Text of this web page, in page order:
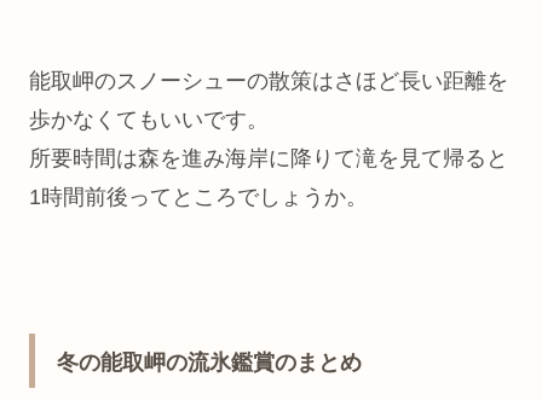
能取岬のスノーシューの散策はさほど長い距離を
歩かなくてもいいです。
所要時間は森を進み海岸に降りて滝を見て帰ると
1時間前後ってところでしょうか。
冬の能取岬の流氷鑑賞のまとめ